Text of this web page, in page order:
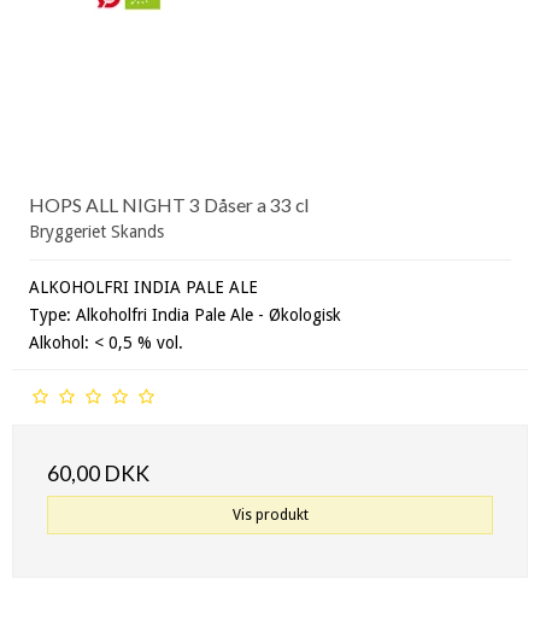
HOPS ALL NIGHT 3 Dåser a 33 cl
Bryggeriet Skands
ALKOHOLFRI INDIA PALE ALE
Type: Alkoholfri India Pale Ale - Økologisk
Alkohol: < 0,5 % vol.
60,00 DKK
Vis produkt